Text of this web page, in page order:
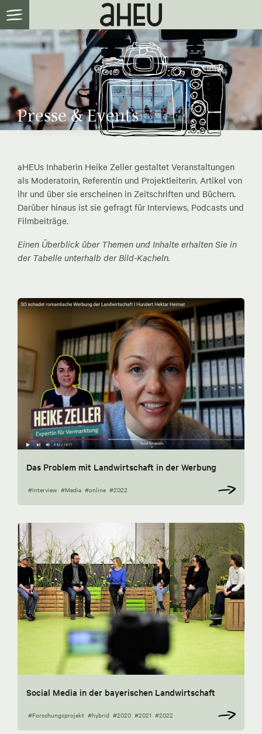
Presse & Events
aHEUs Inhaberin Heike Zeller gestaltet Veranstaltungen
als Moderatorin, Referentin und Projektleiterin. Artikel von
ihr und über sie erscheinen in Zeitschriften und Büchern.
Darüber hinaus ist sie gefragt für Interviews, Podcasts und
Filmbeiträge.
Einen Überblick über Themen und Inhalte erhalten Sie in
der Tabelle unterhalb der Bild-Kacheln.
Das Problem mit Landwirtschaft in der Werbung
#Interview #Media #online #2022
Social Media in der bayerischen Landwirtschaft
#Forschungsprojekt #hybrid #2020 #2021 #2022